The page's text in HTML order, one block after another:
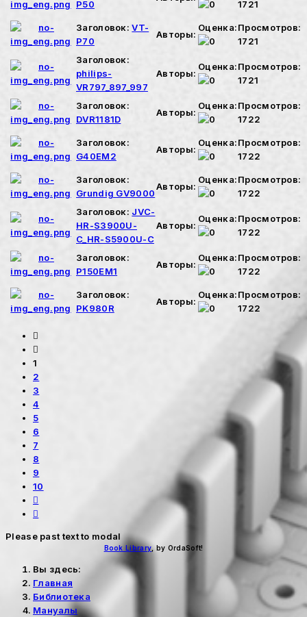
P50
1721
Заголовок: VT-
P70
Авторы:
Оценка:Просмотров:
1721
Заголовок:
philips-
VR797_897_997
Авторы:
Оценка:Просмотров:
1721
Заголовок:
DVR1181D
Авторы:
Оценка:Просмотров:
1722
Заголовок:
G40EM2
Авторы:
Оценка:Просмотров:
1722
Заголовок:
Grundig GV9000
Авторы:
Оценка:Просмотров:
1722
Заголовок: JVC-
HR-S3900U-
C_HR-S5900U-C
Авторы:
Оценка:Просмотров:
1722
Заголовок:
P150EM1
Авторы:
Оценка:Просмотров:
1722
Заголовок:
PK980R
Авторы:
Оценка:Просмотров:
1722
1
2
3
4
5
6
7
8
9
10
Please past text to modal
Book Library, by OrdaSoft!
Вы здесь:
Главная
Библиотека
Мануалы